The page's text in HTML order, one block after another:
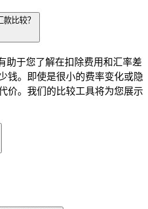
比较？
助于您了解在扣除费用和汇率差
钱。即使是很小的费率变化或隐
价。我们的比较工具将为您展示